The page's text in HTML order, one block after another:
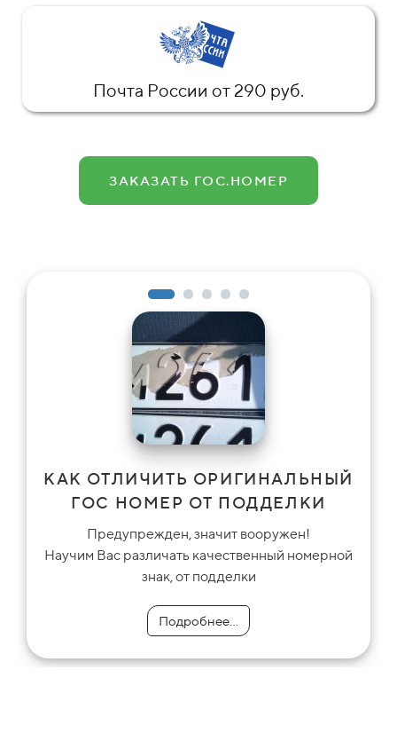
Почта России от 290 руб.
ЗАКАЗАТЬ ГОС.НОМЕР
КАК ОТЛИЧИТЬ ОРИГИНАЛЬНЫЙ
ГОС НОМЕР ОТ ПОДДЕЛКИ
Предупрежден, значит вооружен!
Научим Вас различать качественный номерной
знак, от подделки
Подробнее...
Подробнее...
Подробнее...
Подробнее...
Подробнее...